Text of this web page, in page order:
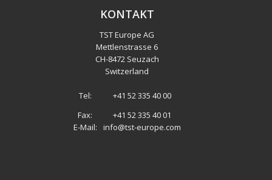
KONTAKT
TST Europe AG
Mettlenstrasse 6
CH-8472 Seuzach
Switzerland
Tel:
+41 52 335 40 00
Fax:
+41 52 335 40 01
E-Mail:
info@tst-europe.com